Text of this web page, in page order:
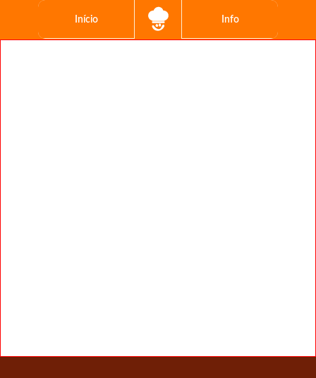
Início Info